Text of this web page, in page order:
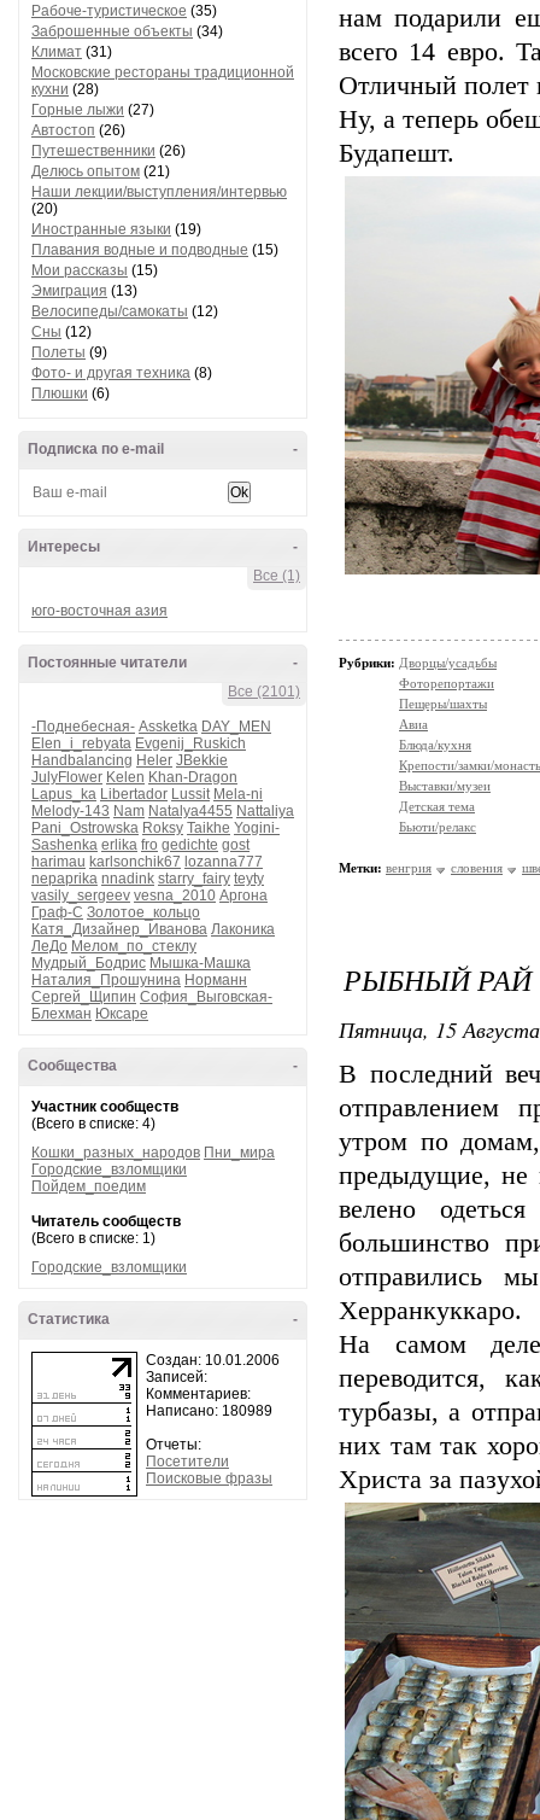
Рабоче-туристическое (35)
Заброшенные объекты (34)
Климат (31)
Московские рестораны традиционной
кухни (28)
Горные лыжи (27)
Автостоп (26)
Путешественники (26)
Делюсь опытом (21)
Наши лекции/выступления/интервью
(20)
Иностранные языки (19)
Плавания водные и подводные (15)
Мои рассказы (15)
Эмиграция (13)
Велосипеды/самокаты (12)
Сны (12)
Полеты (9)
Фото- и другая техника (8)
Плюшки (6)
-
Подписка по e-mail
-
Интересы
Все (1)
юго-восточная азия
-
Постоянные читатели
Все (2101)
-Поднебесная- Assketka DAY_MEN
Elen_i_rebyata Evgenij_Ruskich
Handbalancing Heler JBekkie
JulyFlower Kelen Khan-Dragon
Lapus_ka Libertador Lussit Mela-ni
Melody-143 Nam Natalya4455 Nattaliya
Pani_Ostrowska Roksy Taikhe Yogini-
Sashenka erlika fro gedichte gost
harimau karlsonchik67 lozanna777
nepaprika nnadink starry_fairy teyty
vasily_sergeev vesna_2010 Аргона
Граф-С Золотое_кольцо
Катя_Дизайнер_Иванова Лаконика
ЛеДо Мелом_по_стеклу
Мудрый_Бодрис Мышка-Машка
Наталия_Прошунина Норманн
Сергей_Щипин София_Выговская-
Блехман Юксаре
-
Сообщества
Участник сообществ
(Всего в списке: 4)
Кошки_разных_народов Пни_мира
Городские_взломщики
Пойдем_поедим
Читатель сообществ
(Всего в списке: 1)
Городские_взломщики
-
Статистика
Создан: 10.01.2006
Записей:
Комментариев:
Написано: 180989
Отчеты:
Посетители
Поисковые фразы
нам подарили
всего 14 евро.
Отличный полет
Ну, а теперь
Будапешт.
Рубрики: Дворцы/усадьбы
Фоторепортажи
Пещеры/шахты
Авиа
Блюда/кухня
Крепости/замки/
Выставки/музеи
Детская тема
Бьюти/релакс
Метки: венгрия словения
РЫБНЫЙ РАЙ
Пятница, 15
В последний
отправлением
утром по
предыдущие, не
велено
большинство
отправились
Херранкуккаро.
На самом
переводится,
турбазы, а
них там так
Христа за